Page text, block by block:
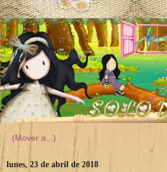
lunes, 23 de abril de 2018